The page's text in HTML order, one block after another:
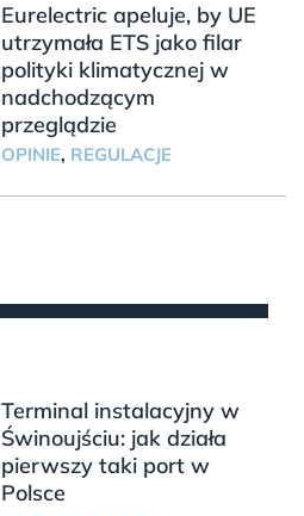
Eurelectric apeluje, by UE
utrzymała ETS jako filar
polityki klimatycznej w
nadchodzącym
przeglądzie
OPINIE, REGULACJE
Terminal instalacyjny w
Świnoujściu: jak działa
pierwszy taki port w
Polsce